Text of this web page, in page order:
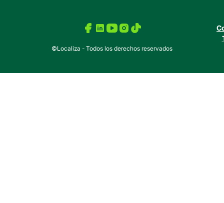
©Localiza - Todos los derechos reservados